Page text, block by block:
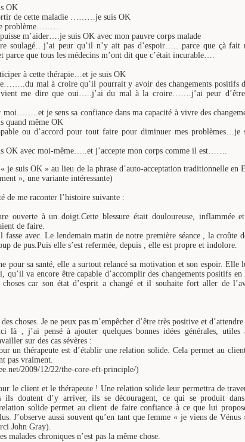
OK
de cette maladie ………je suis OK
ce problème………
m’aider….je suis OK avec mon pauvre corps malade
soulagé…j’ai peur qu’il n’y ait pas d’espoir….. parce que çà fait
que tous les médecins m’ont dit que c’était incurable….
à cette thérapie…et je suis OK
mal à croire qu’il pourrait y avoir des changements positifs
me dire que oui…..j’ai du mal à la croire…….j’ai peur
moi……..et je sens sa confiance dans ma capacité à vivre des
même OK
ou d’accord pour tout faire pour diminuer mes problèmes…je
OK avec moi-même…..et j’accepte mon corps comme il est…….
je suis OK » au lieu de la phrase d’auto-acceptation traditionnelle en
», une variante intéressante)
de me raconter l’histoire suivante :
ouverte à un doigt.Cette blessure était douloureuse, inflammée
de faire.
avec. Le lendemain matin de notre première séance , la croûte
de pus.Puis elle s’est refermée, depuis , elle est propre et indolore.
pour sa santé, elle a surtout relancé sa motivation et son espoir. Elle
va encore être capable d’accomplir des changements positifs
car son état d’esprit a changé et il souhaite fort aller de
choses. Je ne peux pas m’empêcher d’être très positive et d’attendre
là , j’ai pensé à ajouter quelques bonnes idées générales, utiles
sur des cas sévères :
un thérapeute est d’établir une relation solide. Cela permet au
pas vraiment.
2009/12/22/the-core-eft-principle/)
le client et le thérapeute ! Une relation solide leur permettra de
ils doutent d’y arriver, ils se découragent, ce qui se produit
solide permet au client de faire confiance à ce que lui
J’observe aussi souvent qu’en tant que femme « je viens de Vénus
John Gray).
malades chroniques n’est pas la même chose.